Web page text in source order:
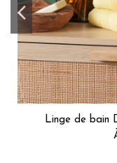
Linge de bain